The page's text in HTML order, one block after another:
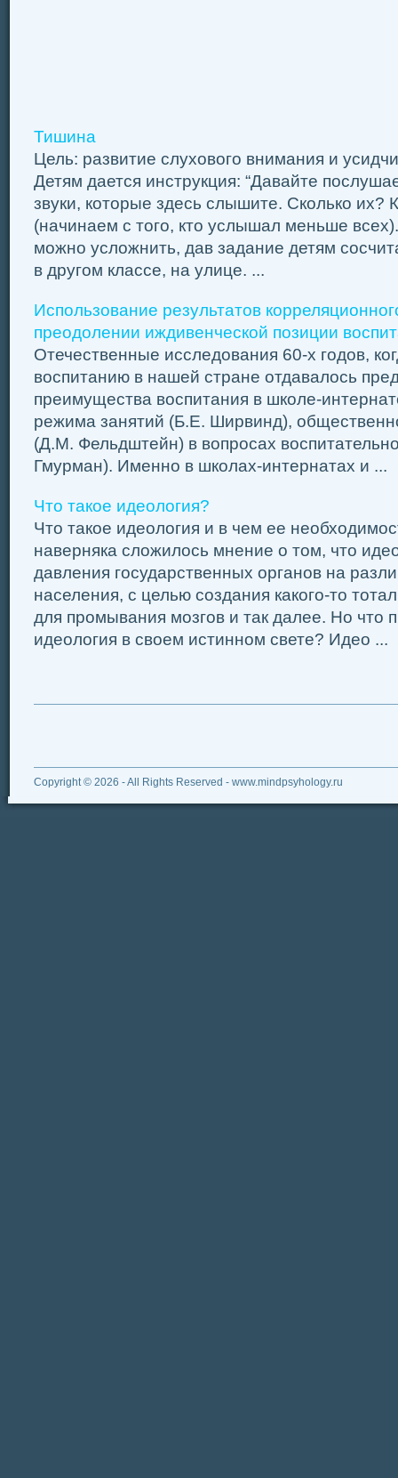
Тишина
Цель: развитие слухового внимания и
Детям дается инструкция: “Давайте
звуки, которые здесь слышите. Сколько их?
(начинаем с того, кто услышал меньше
можно усложнить, дав задание детям
в другом классе, на улице. ...
Использование результатов
преодолении иждивенческой позиции
Отечественные исследования 60-х годов,
воспитанию в нашей стране отдавалось
преимущества воспитания в школе-
режима занятий (Б.Е. Ширвинд),
(Д.М. Фельдштейн) в вопросах
Гмурман). Именно в школах-интернатах и ...
Что такое идеология?
Что такое идеология и в чем ее
наверняка сложилось мнение о том, что
давления государственных органов на
населения, с целью создания какого-то
для промывания мозгов и так далее. Но что
идеология в своем истинном свете? Идео ...
Copyright © 2026 - All Rights Reserved - www.mindpsyhology.ru